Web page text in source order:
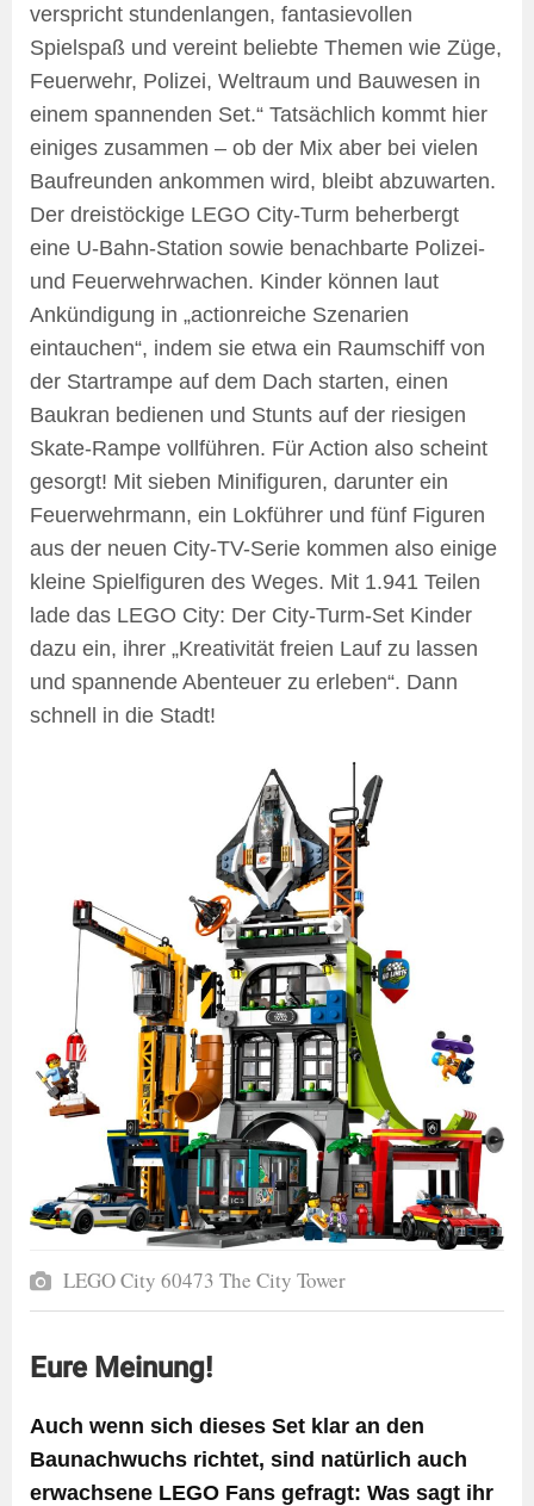
verspricht stundenlangen, fantasievollen
Spielspaß und vereint beliebte Themen wie Züge,
Feuerwehr, Polizei, Weltraum und Bauwesen in
einem spannenden Set.“ Tatsächlich kommt hier
einiges zusammen – ob der Mix aber bei vielen
Baufreunden ankommen wird, bleibt abzuwarten.
Der dreistöckige LEGO City-Turm beherbergt
eine U-Bahn-Station sowie benachbarte Polizei-
und Feuerwehrwachen. Kinder können laut
Ankündigung in „actionreiche Szenarien
eintauchen“, indem sie etwa ein Raumschiff von
der Startrampe auf dem Dach starten, einen
Baukran bedienen und Stunts auf der riesigen
Skate-Rampe vollführen. Für Action also scheint
gesorgt! Mit sieben Minifiguren, darunter ein
Feuerwehrmann, ein Lokführer und fünf Figuren
aus der neuen City-TV-Serie kommen also einige
kleine Spielfiguren des Weges. Mit 1.941 Teilen
lade das LEGO City: Der City-Turm-Set Kinder
dazu ein, ihrer „Kreativität freien Lauf zu lassen
und spannende Abenteuer zu erleben“. Dann
schnell in die Stadt!
LEGO City 60473 The City Tower
Eure Meinung!
Auch wenn sich dieses Set klar an den
Baunachwuchs richtet, sind natürlich auch
erwachsene LEGO Fans gefragt: Was sagt ihr